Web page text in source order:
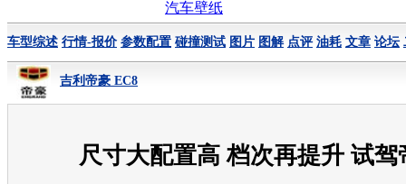
汽车壁纸
车型综述 行情-报价 参数配置 碰撞测试 图片 图解 点评 油耗 文章 论坛
吉利帝豪 EC8
尺寸大配置高 档次再提升 试驾